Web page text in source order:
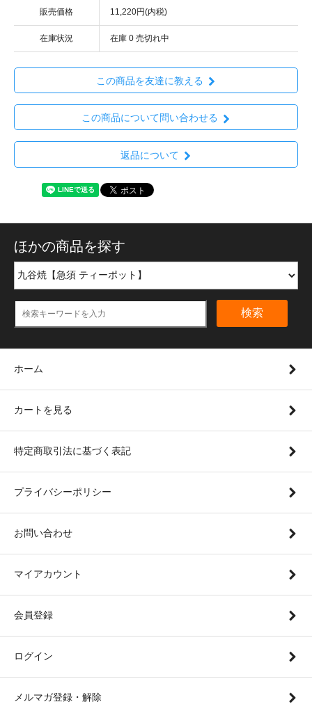
販売価格 11,220円(内税)
在庫状況 在庫 0 売切れ中
この商品を友達に教える
この商品について問い合わせる
返品について
ほかの商品を探す
検索
ホーム
カートを見る
特定商取引法に基づく表記
プライバシーポリシー
お問い合わせ
マイアカウント
会員登録
ログイン
メルマガ登録・解除